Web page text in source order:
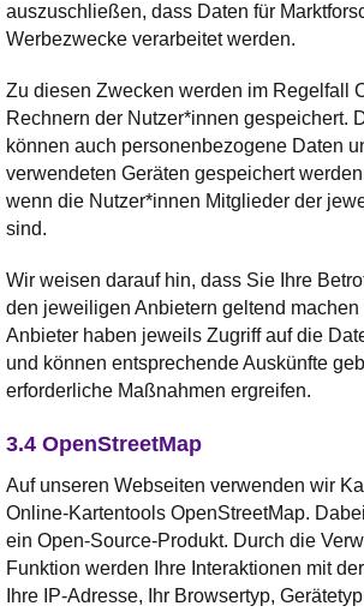
auszuschließen, dass Daten für
Werbezwecke verarbeitet werden.
Zu diesen Zwecken werden im Regelfall
Rechnern der Nutzer*innen gespeichert.
können auch personenbezogene Daten
verwendeten Geräten gespeichert
wenn die Nutzer*innen Mitglieder der
sind.
Wir weisen darauf hin, dass Sie Ihre
den jeweiligen Anbietern geltend
Anbieter haben jeweils Zugriff auf die
und können entsprechende Auskünfte
erforderliche Maßnahmen ergreifen.
3.4 OpenStreetMap
Auf unseren Webseiten verwenden wir
Online-Kartentools OpenStreetMap.
ein Open-Source-Produkt. Durch die
Funktion werden Ihre Interaktionen mit
Ihre IP-Adresse, Ihr Browsertyp,